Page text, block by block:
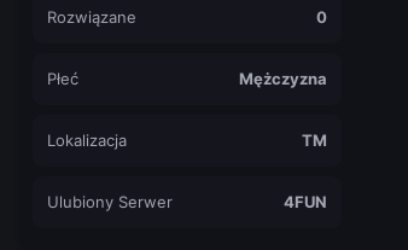
Rozwiązane 0
Płeć Mężczyzna
Lokalizacja TM
Ulubiony Serwer 4FUN